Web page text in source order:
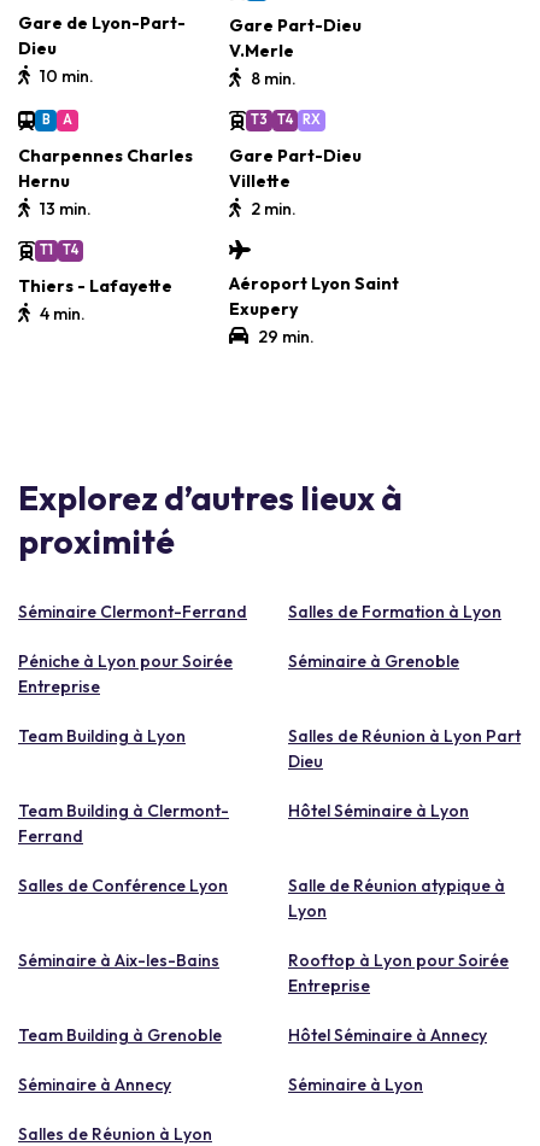
Gare de Lyon-Part-
Dieu
10 min.
Gare Part-Dieu
V.Merle
8 min.
B A
Charpennes Charles
Hernu
13 min.
T3 T4 RX
Gare Part-Dieu
Villette
2 min.
T1 T4
Thiers - Lafayette
4 min.
Aéroport Lyon Saint
Exupery
29 min.
Explorez d’autres lieux à
proximité
Séminaire Clermont-Ferrand Salles de Formation à Lyon
Péniche à Lyon pour Soirée
Entreprise
Séminaire à Grenoble
Team Building à Lyon
Salles de Réunion à Lyon Part
Dieu
Team Building à Clermont-
Ferrand
Hôtel Séminaire à Lyon
Salles de Conférence Lyon
Salle de Réunion atypique à
Lyon
Séminaire à Aix-les-Bains
Rooftop à Lyon pour Soirée
Entreprise
Team Building à Grenoble Hôtel Séminaire à Annecy
Séminaire à Annecy Séminaire à Lyon
Salles de Réunion à Lyon